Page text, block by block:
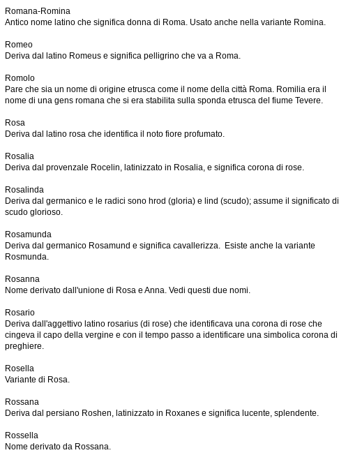
Romana-Romina
Antico nome latino che significa donna di Roma. Usato anche nella variante Romina.
Romeo
Deriva dal latino Romeus e significa pelligrino che va a Roma.
Romolo
Pare che sia un nome di origine etrusca come il nome della città Roma. Romilia era il
nome di una gens romana che si era stabilita sulla sponda etrusca del fiume Tevere.
Rosa
Deriva dal latino rosa che identifica il noto fiore profumato.
Rosalia
Deriva dal provenzale Rocelin, latinizzato in Rosalia, e significa corona di rose.
Rosalinda
Deriva dal germanico e le radici sono hrod (gloria) e lind (scudo); assume il significato di
scudo glorioso.
Rosamunda
Deriva dal germanico Rosamund e significa cavallerizza. Esiste anche la variante
Rosmunda.
Rosanna
Nome derivato dall'unione di Rosa e Anna. Vedi questi due nomi.
Rosario
Deriva dall'aggettivo latino rosarius (di rose) che identificava una corona di rose che
cingeva il capo della vergine e con il tempo passo a identificare una simbolica corona di
preghiere.
Rosella
Variante di Rosa.
Rossana
Deriva dal persiano Roshen, latinizzato in Roxanes e significa lucente, splendente.
Rossella
Nome derivato da Rossana.